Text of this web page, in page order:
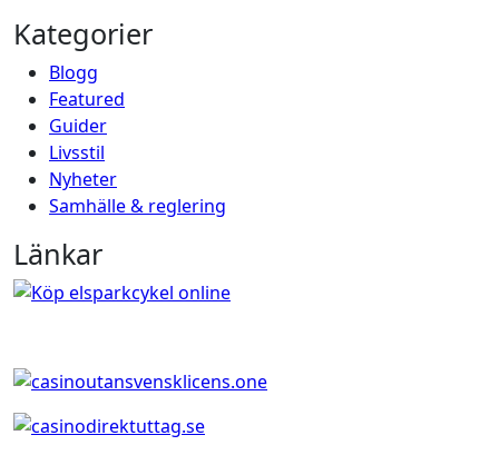
Kategorier
Blogg
Featured
Guider
Livsstil
Nyheter
Samhälle & reglering
Länkar